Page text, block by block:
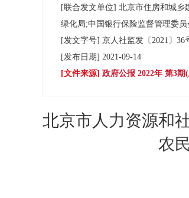
[联合发文单位] 北京市住房和城乡
绿化局;中国银行保险监督管理委
[发文字号] 京人社监发 〔2021〕 36
[发布日期] 2021-09-14
[文件来源] 政府公报 2022年 第3期
北京市人力资源和
农